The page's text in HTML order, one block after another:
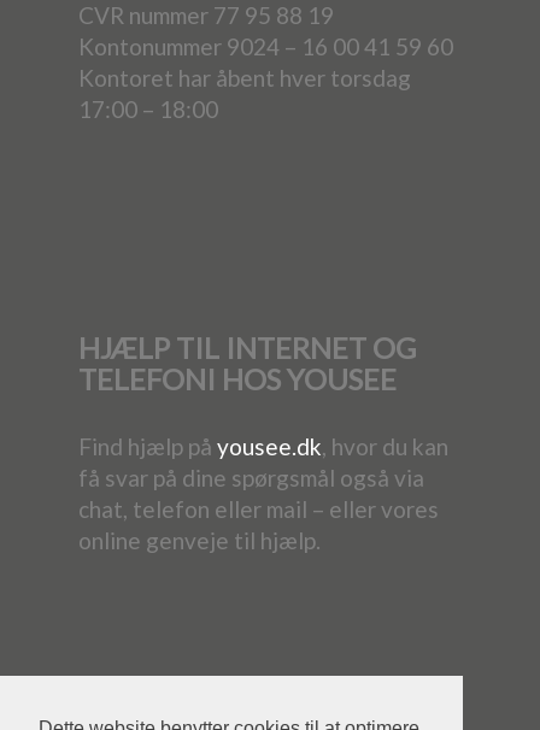
CVR nummer 77 95 88 19
Kontonummer 9024 – 16 00 41 59 60
Kontoret har åbent hver torsdag
17:00 – 18:00
HJÆLP TIL INTERNET OG
TELEFONI HOS YOUSEE
Find hjælp på yousee.dk, hvor du kan
få svar på dine spørgsmål også via
chat, telefon eller mail – eller vores
online genveje til hjælp.